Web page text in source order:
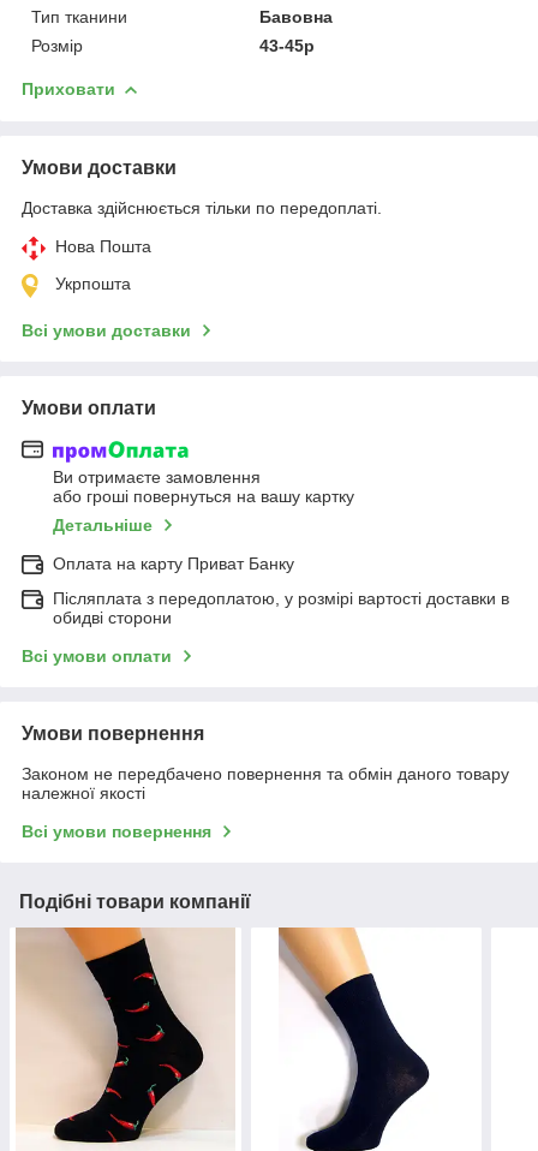
Тип тканини
Бавовна
Розмір
43-45р
Приховати
Умови доставки
Доставка здійснюється тільки по передоплаті.
Нова Пошта
Укрпошта
Всі умови доставки
Умови оплати
Ви отримаєте замовлення
або гроші повернуться на вашу картку
Детальніше
Оплата на карту Приват Банку
Післяплата з передоплатою, у розмірі вартості доставки в
обидві сторони
Всі умови оплати
Умови повернення
Законом не передбачено повернення та обмін даного товару
належної якості
Всі умови повернення
Подібні товари компанії